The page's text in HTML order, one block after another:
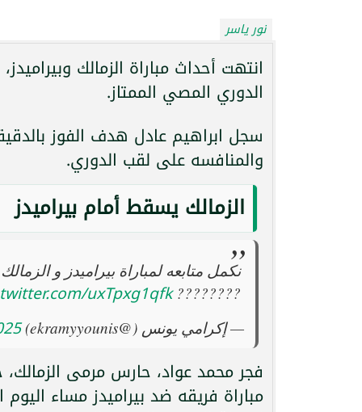
نور ياسر
انتهت أحداث مباراة الزمالك
الدوري المصي الممتاز.
والمنافسه على لقب الدوري.
الزمالك يسقط أمام بيراميدز
نكمل متابعه لمباراة بيراميدز و
????????
uxTpxg1qfk
— إكرامي يونس (@ekramyyounis)
فجر محمد عواد، حارس مرمى
مباراة فريقه ضد بيراميدز مساء